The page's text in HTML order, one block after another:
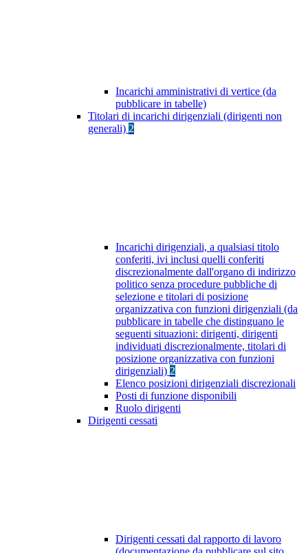
Incarichi amministrativi di vertice (da
pubblicare in tabelle)
Titolari di incarichi dirigenziali (dirigenti non
generali) 2
Incarichi dirigenziali, a qualsiasi titolo
conferiti, ivi inclusi quelli conferiti
discrezionalmente dall'organo di indirizzo
politico senza procedure pubbliche di
selezione e titolari di posizione
organizzativa con funzioni dirigenziali (da
pubblicare in tabelle che distinguano le
seguenti situazioni: dirigenti, dirigenti
individuati discrezionalmente, titolari di
posizione organizzativa con funzioni
dirigenziali) 2
Elenco posizioni dirigenziali discrezionali
Posti di funzione disponibili
Ruolo dirigenti
Dirigenti cessati
Dirigenti cessati dal rapporto di lavoro